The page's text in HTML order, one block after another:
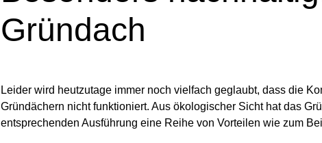
Gründach
Leider wird heutzutage immer noch vielfach geglaubt, dass die
Gründächern nicht funktioniert. Aus ökologischer Sicht hat das
entsprechenden Ausführung eine Reihe von Vorteilen wie zum